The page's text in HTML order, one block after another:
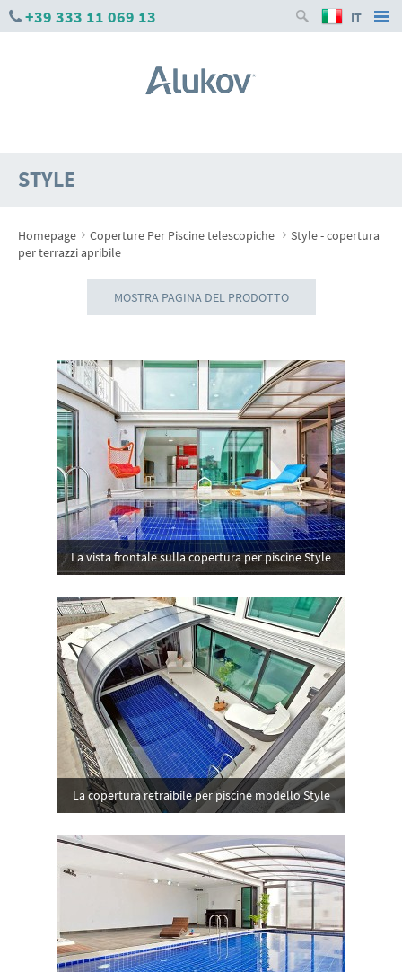
+39 333 11 069 13 IT
STYLE
Homepage › Coperture Per Piscine telescopiche › Style - copertura
per terrazzi apribile
MOSTRA PAGINA DEL PRODOTTO
La vista frontale sulla copertura per piscine Style
La copertura retraibile per piscine modello Style